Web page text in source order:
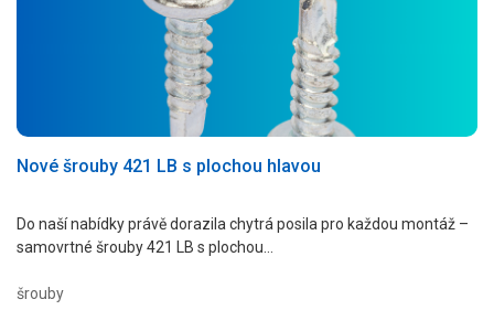
Nové šrouby 421 LB s plochou hlavou
Do naší nabídky právě dorazila chytrá posila pro každou montáž –
samovrtné šrouby 421 LB s plochou…
šrouby